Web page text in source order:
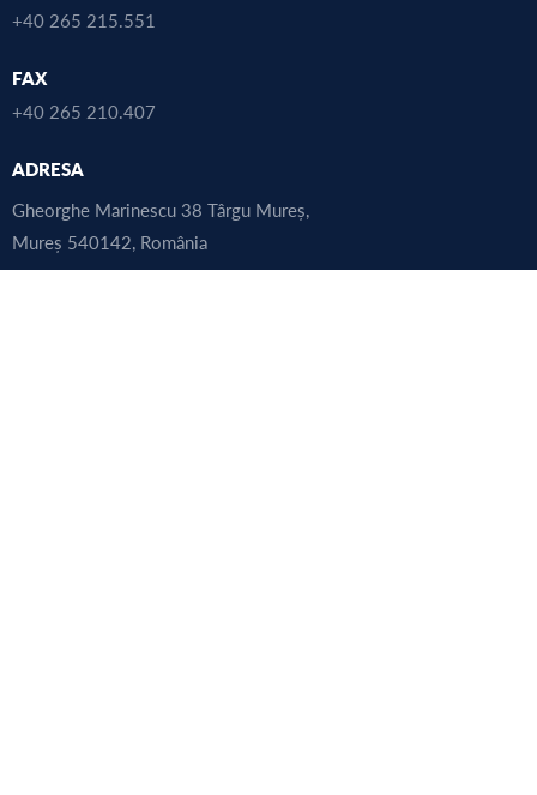
+40 265 215.551
FAX
+40 265 210.407
ADRESA
Gheorghe Marinescu 38 Târgu Mureș,
Mureș 540142, România